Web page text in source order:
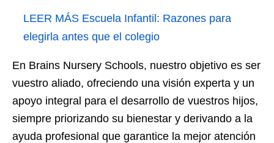
LEER MÁS Escuela Infantil: Razones para
elegirla antes que el colegio
En Brains Nursery Schools, nuestro objetivo es ser
vuestro aliado, ofreciendo una visión experta y un
apoyo integral para el desarrollo de vuestros hijos,
siempre priorizando su bienestar y derivando a la
ayuda profesional que garantice la mejor atención